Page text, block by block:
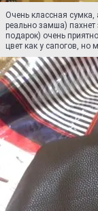
Очень классная сумка,
реально замша)
подарок) очень
цвет как у сапогов, но